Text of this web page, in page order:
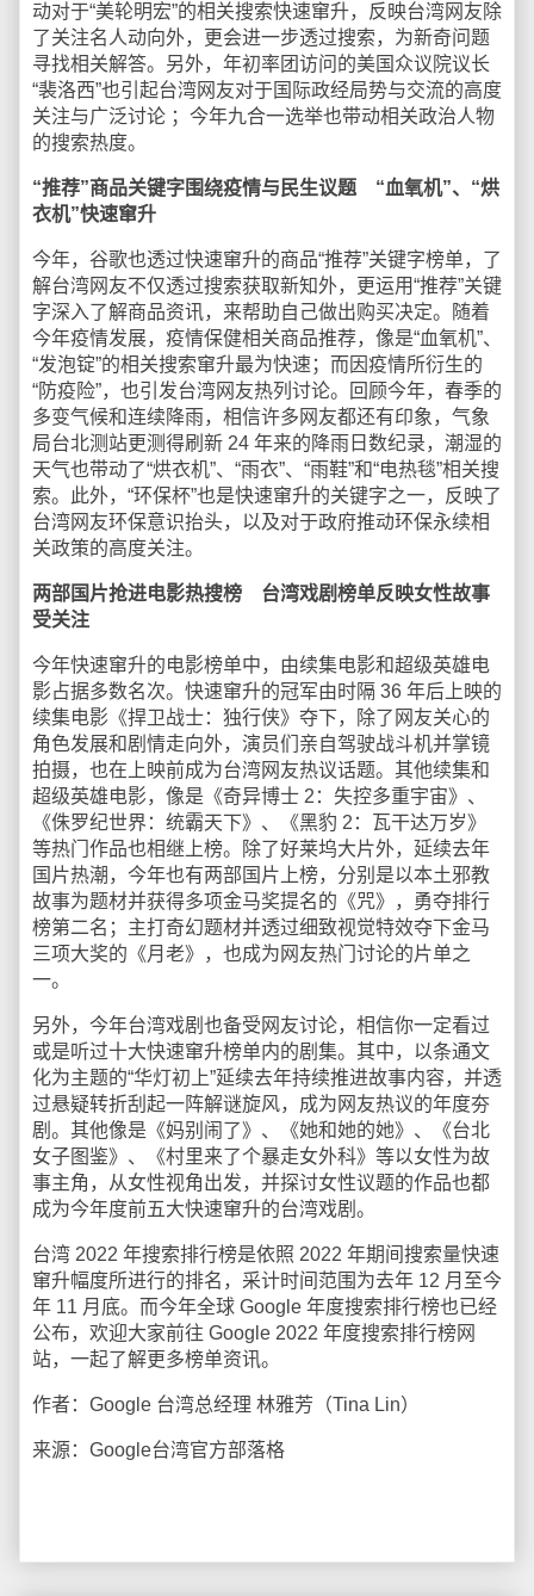
动对于“美轮明宏”的相关搜索快速窜升，反映台湾网友除
了关注名人动向外，更会进一步透过搜索，为新奇问题
寻找相关解答。另外，年初率团访问的美国众议院议长
“裴洛西”也引起台湾网友对于国际政经局势与交流的高度
关注与广泛讨论 ；今年九合一选举也带动相关政治人物
的搜索热度。
“推荐”商品关键字围绕疫情与民生议题 “血氧机”、“烘
衣机”快速窜升
今年，谷歌也透过快速窜升的商品“推荐”关键字榜单，了
解台湾网友不仅透过搜索获取新知外，更运用“推荐”关键
字深入了解商品资讯，来帮助自己做出购买决定。随着
今年疫情发展，疫情保健相关商品推荐，像是“血氧机”、
“发泡锭”的相关搜索窜升最为快速；而因疫情所衍生的
“防疫险”，也引发台湾网友热列讨论。回顾今年，春季的
多变气候和连续降雨，相信许多网友都还有印象，气象
局台北测站更测得刷新 24 年来的降雨日数纪录，潮湿的
天气也带动了“烘衣机”、“雨衣”、“雨鞋”和“电热毯”相关搜
索。此外，“环保杯”也是快速窜升的关键字之一，反映了
台湾网友环保意识抬头，以及对于政府推动环保永续相
关政策的高度关注。
两部国片抢进电影热搜榜 台湾戏剧榜单反映女性故事
受关注
今年快速窜升的电影榜单中，由续集电影和超级英雄电
影占据多数名次。快速窜升的冠军由时隔 36 年后上映的
续集电影《捍卫战士：独行侠》夺下，除了网友关心的
角色发展和剧情走向外，演员们亲自驾驶战斗机并掌镜
拍摄，也在上映前成为台湾网友热议话题。其他续集和
超级英雄电影，像是《奇异博士 2：失控多重宇宙》、
《侏罗纪世界：统霸天下》、《黑豹 2：瓦干达万岁》
等热门作品也相继上榜。除了好莱坞大片外，延续去年
国片热潮，今年也有两部国片上榜，分别是以本土邪教
故事为题材并获得多项金马奖提名的《咒》，勇夺排行
榜第二名；主打奇幻题材并透过细致视觉特效夺下金马
三项大奖的《月老》，也成为网友热门讨论的片单之
一。
另外，今年台湾戏剧也备受网友讨论，相信你一定看过
或是听过十大快速窜升榜单内的剧集。其中，以条通文
化为主题的“华灯初上”延续去年持续推进故事内容，并透
过悬疑转折刮起一阵解谜旋风，成为网友热议的年度夯
剧。其他像是《妈别闹了》、《她和她的她》、《台北
女子图鉴》、《村里来了个暴走女外科》等以女性为故
事主角，从女性视角出发，并探讨女性议题的作品也都
成为今年度前五大快速窜升的台湾戏剧。
台湾 2022 年搜索排行榜是依照 2022 年期间搜索量快速
窜升幅度所进行的排名，采计时间范围为去年 12 月至今
年 11 月底。而今年全球 Google 年度搜索排行榜也已经
公布，欢迎大家前往 Google 2022 年度搜索排行榜网
站，一起了解更多榜单资讯。
作者：Google 台湾总经理 林雅芳（Tina Lin）
来源：Google台湾官方部落格